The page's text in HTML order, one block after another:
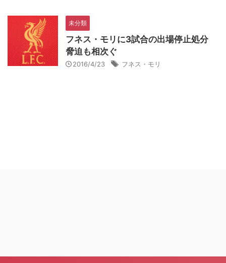
未分類
フネス・モリに3試合の出場停止処分
脅迫も相次ぐ
2016/4/23 フネス・モリ